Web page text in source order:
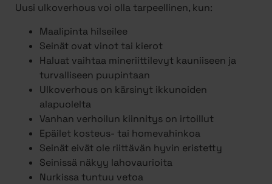
Uusi ulkoverhous voi olla tarpeellinen, kun:
Maalipinta hilseilee
Seinät ovat vinot tai kierot
Haluat vaihtaa mineriittilevyt kauniiseen ja
turvalliseen puupintaan
Ulkoverhous on kärsinyt ikkunoiden
alapuolelta
Vanhan verhoilun kiinnitys on irtoillut
Epäilet kosteus- tai homevahinkoa
Seinät eivät ole riittävän hyvin eristetty
Seinissä näkyy lahovaurioita
Nurkissa tuntuu vetoa